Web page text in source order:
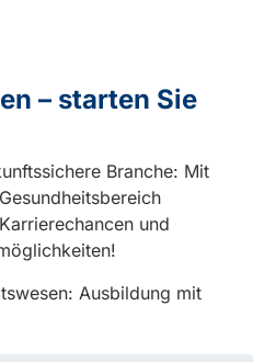
– starten Sie
Branche: Mit
und
Ausbildung mit